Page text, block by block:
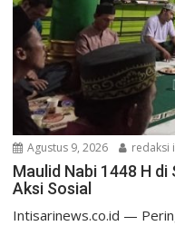
Agustus 9, 2026 redaksi
Maulid Nabi 1448 H
Aksi Sosial
Intisarinews.co.id —